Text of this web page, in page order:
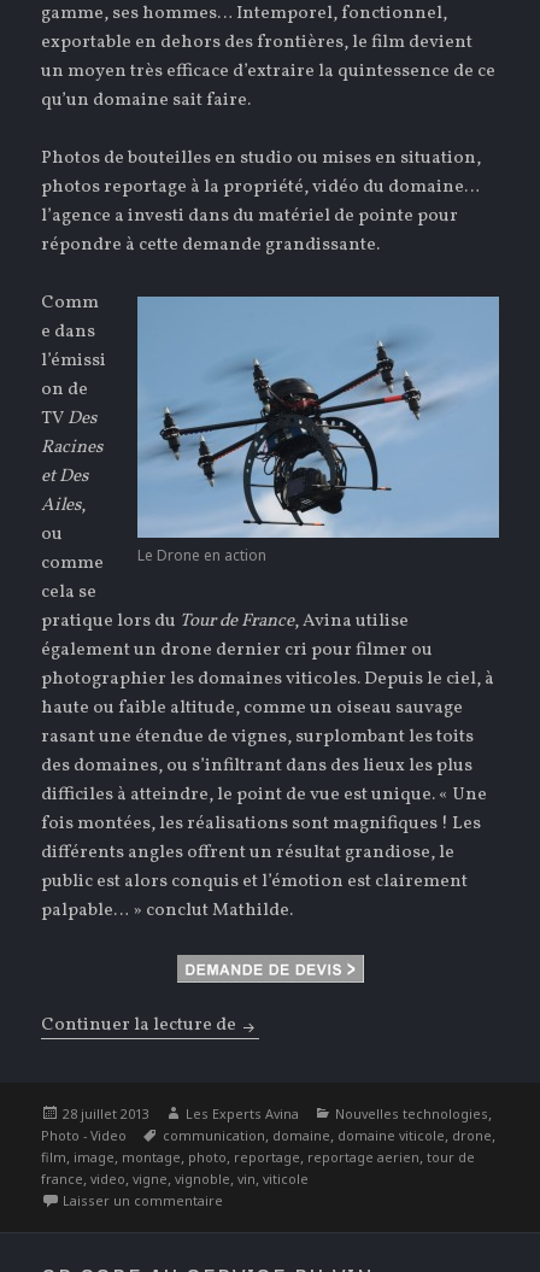
gamme, ses hommes… Intemporel, fonctionnel,
exportable en dehors des frontières, le film devient
un moyen très efficace d’extraire la quintessence de ce
qu’un domaine sait faire.
Photos de bouteilles en studio ou mises en situation,
photos reportage à la propriété, vidéo du domaine…
l’agence a investi dans du matériel de pointe pour
répondre à cette demande grandissante.
Le Drone en action
Comm
e dans
l’émissi
on de
TVDes
Racines
et Des
Ailes,
ou
comme
cela se
pratique lors du Tour de France, Avina utilise
également un drone dernier cri pour filmer ou
photographier les domaines viticoles. Depuis le ciel, à
haute ou faible altitude, comme un oiseau sauvage
rasant une étendue de vignes, surplombant les toits
des domaines, ou s’infiltrant dans des lieux les plus
difficiles à atteindre, le point de vue est unique. « Une
fois montées, les réalisations sont magnifiques ! Les
différents angles offrent un résultat grandiose, le
public est alors conquis et l’émotion est clairement
palpable… » conclut Mathilde.
Continuer la lecture de Photos & Vidéos de Domaines
Publié
le
28 juillet 2013 Auteur
Les Experts Avina Catégories
Nouvelles technologies,
Photo - Video Étiquettes
communication, domaine, domaine viticole, drone,
film, image, montage, photo, reportage, reportage aerien,tour de
france,video,vigne,vignoble,vin,viticole
Laisser un commentaire